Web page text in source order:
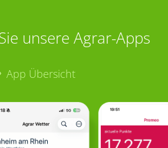
unsere Agrar-Apps
App Übersicht